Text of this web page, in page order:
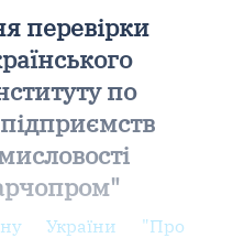
перевірки
по
України "Про